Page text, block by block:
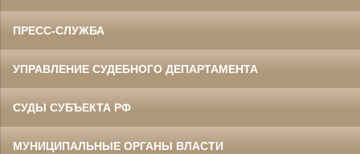
ПРЕСС-СЛУЖБА
УПРАВЛЕНИЕ СУДЕБНОГО ДЕПАРТАМЕНТА
СУДЫ СУБЪЕКТА РФ
МУНИЦИПАЛЬНЫЕ ОРГАНЫ ВЛАСТИ